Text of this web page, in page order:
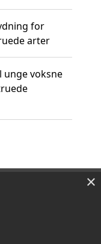
for
arter
unge voksne
×